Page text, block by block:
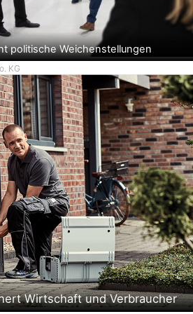
politische Weichenstellungen
KG
Wirtschaft und Verbraucher